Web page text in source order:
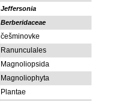
Jeffersonia
Berberidaceae
češminovke
Ranunculales
Magnoliopsida
Magnoliophyta
Plantae